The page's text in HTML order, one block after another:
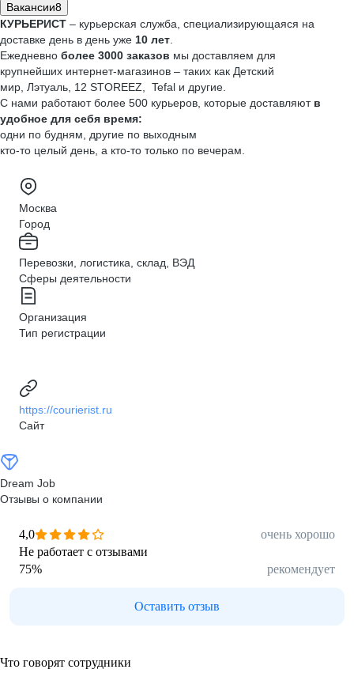
Вакансии8
КУРЬЕРИСТ – курьерская служба, специализирующаяся на
доставке день в день уже 10 лет
Ежедневно более 3000 заказов мы доставляем для
крупнейших интернет-магазинов – таких как Детский
мир, Лэтуаль, 12 STOREEZ, Tefal и другие.
С нами работают более 500 курьеров, которые доставляют в
удобное для себя время:
одни по будням, другие по выходным
кто-то целый день, а кто-то только по вечерам.
Москва
Город
Перевозки, логистика, склад, ВЭД
Сферы деятельности
Организация
Тип регистрации
https://courierist.ru
Сайт
Dream Job
Отзывы о компании
4,0
очень хорошо
Не работает с отзывами
75% рекомендует
Оставить отзыв
Что говорят сотрудники